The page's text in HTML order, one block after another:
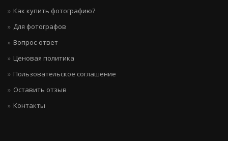
Как купить фотографию?
Для фотографов
Вопрос-ответ
Ценовая политика
Пользовательское соглашение
Оставить отзыв
Контакты